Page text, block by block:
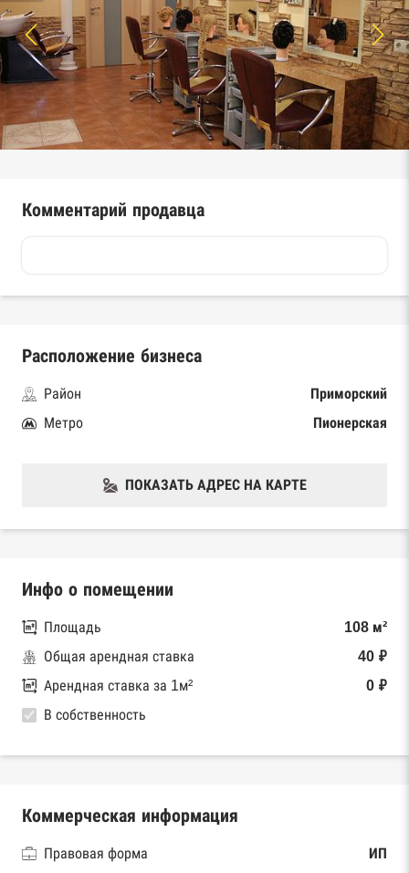
Комментарий продавца
Расположение бизнеса
Район
Приморский
Метро
Пионерская
ПОКАЗАТЬ АДРЕС НА КАРТЕ
Инфо о помещении
Площадь
108 м²
Общая арендная ставка
40 ₽
Арендная ставка за 1м²
0 ₽
В собственность
Коммерческая информация
Правовая форма
ИП